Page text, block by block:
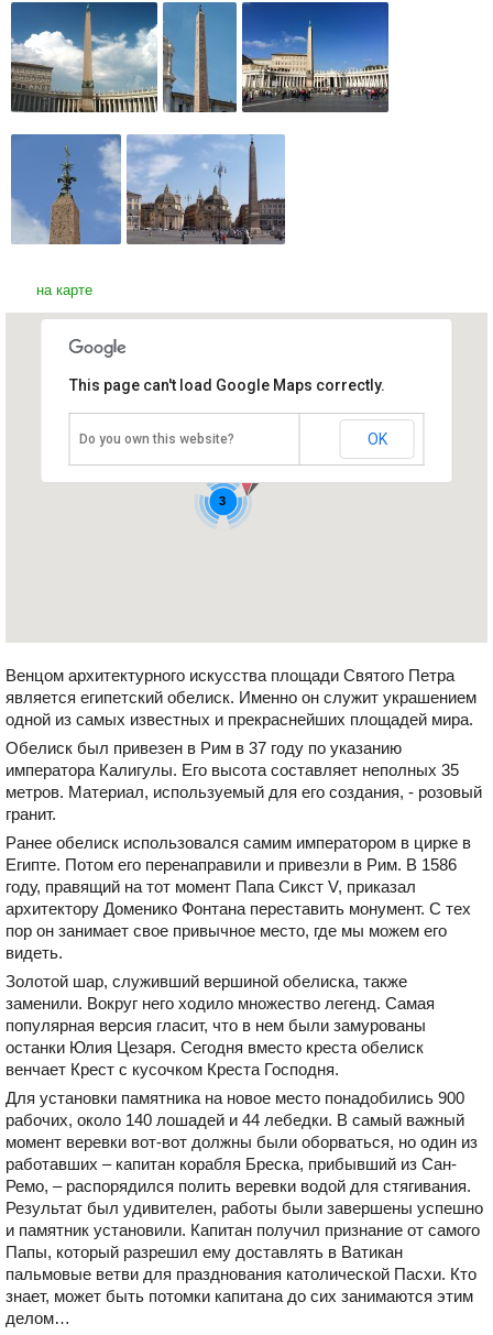
на карте
3
Египетский обелиск на площади
This page can't load Google Maps correctly.
Do you own this website? OK
Венцом архитектурного искусства площади Святого Петра
является египетский обелиск. Именно он служит украшением
одной из самых известных и прекраснейших площадей мира.
Обелиск был привезен в Рим в 37 году по указанию
императора Калигулы. Его высота составляет неполных 35
метров. Материал, используемый для его создания, - розовый
гранит.
Ранее обелиск использовался самим императором в цирке в
Египте. Потом его перенаправили и привезли в Рим. В 1586
году, правящий на тот момент Папа Сикст V, приказал
архитектору Доменико Фонтана переставить монумент. С тех
пор он занимает свое привычное место, где мы можем его
видеть.
Золотой шар, служивший вершиной обелиска, также
заменили. Вокруг него ходило множество легенд. Самая
популярная версия гласит, что в нем были замурованы
останки Юлия Цезаря. Сегодня вместо креста обелиск
венчает Крест с кусочком Креста Господня.
Для установки памятника на новое место понадобились 900
рабочих, около 140 лошадей и 44 лебедки. В самый важный
момент веревки вот-вот должны были оборваться, но один из
работавших – капитан корабля Бреска, прибывший из Сан-
Ремо, – распорядился полить веревки водой для стягивания.
Результат был удивителен, работы были завершены успешно
и памятник установили. Капитан получил признание от самого
Папы, который разрешил ему доставлять в Ватикан
пальмовые ветви для празднования католической Пасхи. Кто
знает, может быть потомки капитана до сих занимаются этим
делом…